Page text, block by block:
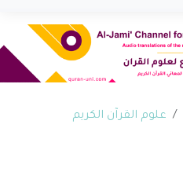
علوم القرآن الكريم